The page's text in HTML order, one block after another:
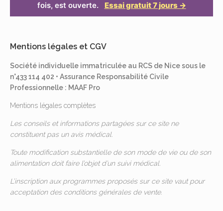
fois, est ouverte.
Essai gratuit 7 jours →
Mentions légales et CGV
Société individuelle immatriculée au RCS de Nice sous le
n°433 114 402 • Assurance Responsabilité Civile
Professionnelle : MAAF Pro
Mentions légales complètes
Les conseils et informations partagées sur ce site ne
constituent pas un avis médical.
Toute modification substantielle de son mode de vie ou de son
alimentation doit faire l’objet d’un suivi médical.
L’inscription aux programmes proposés sur ce site vaut pour
acceptation des conditions générales de vente.